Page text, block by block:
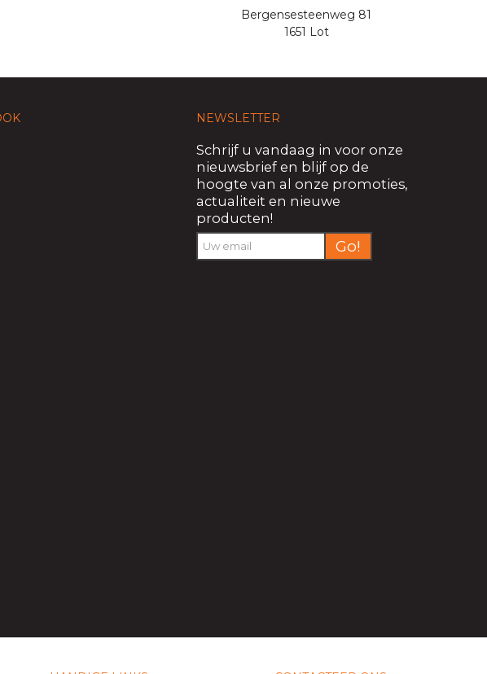
Bergensesteenweg 81
1651 Lot
NEWSLETTER
Schrijf u vandaag in voor onze
nieuwsbrief en blijf op de
hoogte van al onze promoties,
actualiteit en nieuwe
producten!
Go!